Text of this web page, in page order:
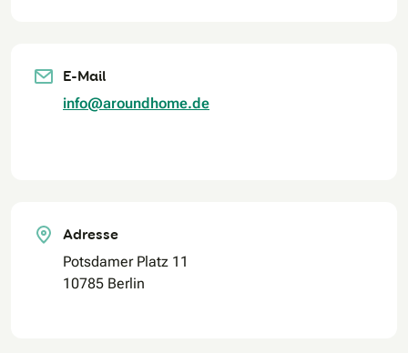
E-Mail
info@aroundhome.de
Adresse
Potsdamer Platz 11
10785 Berlin